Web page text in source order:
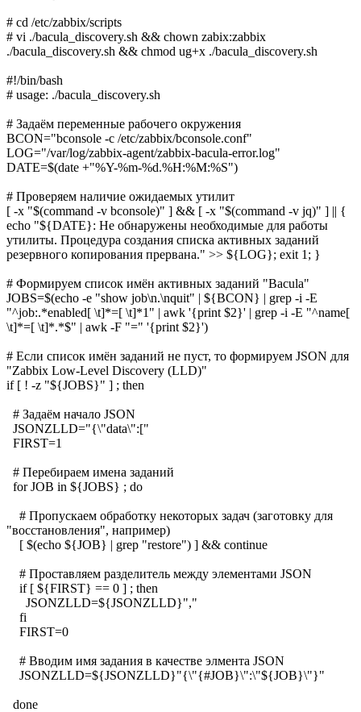
# cd /etc/zabbix/scripts
# vi ./bacula_discovery.sh && chown zabix:zabbix
./bacula_discovery.sh && chmod ug+x ./bacula_discovery.sh
#!/bin/bash
# usage: ./bacula_discovery.sh
# Задаём переменные рабочего окружения
BCON="bconsole -c /etc/zabbix/bconsole.conf"
LOG="/var/log/zabbix-agent/zabbix-bacula-error.log"
DATE=$(date +"%Y-%m-%d.%H:%M:%S")
# Проверяем наличие ожидаемых утилит
[ -x "$(command -v bconsole)" ] && [ -x "$(command -v jq)" ] || {
echo "${DATE}: Не обнаружены необходимые для работы
утилиты. Процедура создания списка активных заданий
резервного копирования прервана." >> ${LOG}; exit 1; }
# Формируем список имён активных заданий "Bacula"
JOBS=$(echo -e "show job\n.\nquit" | ${BCON} | grep -i -E
"^job:.*enabled[ \t]*=[ \t]*1" | awk '{print $2}' | grep -i -E "^name[
\t]*=[ \t]*.*$" | awk -F "=" '{print $2}')
# Если список имён заданий не пуст, то формируем JSON для
"Zabbix Low-Level Discovery (LLD)"
if [ ! -z "${JOBS}" ] ; then
# Задаём начало JSON
JSONZLLD="{\"data\":["
FIRST=1
# Перебираем имена заданий
for JOB in ${JOBS} ; do
# Пропускаем обработку некоторых задач (заготовку для
"восстановления", например)
[ $(echo ${JOB} | grep "restore") ] && continue
# Проставляем разделитель между элементами JSON
if [ ${FIRST} == 0 ] ; then
JSONZLLD=${JSONZLLD}","
fi
FIRST=0
# Вводим имя задания в качестве элмента JSON
JSONZLLD=${JSONZLLD}"{\"{#JOB}\":\"${JOB}\"}"
done